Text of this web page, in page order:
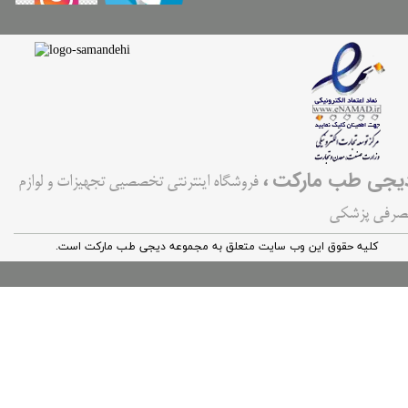
طب مارکت، فروشگاه اینترنتی تخصصیی تجهیزات و لوازم
پزشکی
کليه حقوق اين وب سایت متعلق به مجموعه دیجی طب مارکت است.